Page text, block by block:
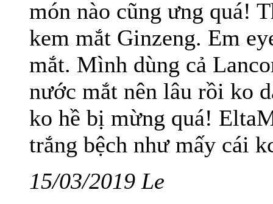
món nào cũng ưng quá!
kem mắt Ginzeng. Em
mắt. Mình dùng cả
nước mắt nên lâu rồi ko
ko hề bị mừng quá!
trắng bệch như mấy cái
15/03/2019 Le